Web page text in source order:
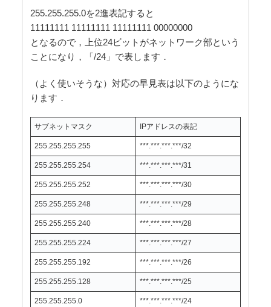
255.255.255.0を2進表記すると
11111111 11111111 11111111 00000000
となるので，上位24ビットがネットワーク部という
ことになり，「/24」で表します．
（よく使いそうな）対応の早見表は以下のようにな
ります．
サブネットマスク IPアドレスの表記
255.255.255.255 ***.***.***.***/32
255.255.255.254 ***.***.***.***/31
255.255.255.252 ***.***.***.***/30
255.255.255.248 ***.***.***.***/29
255.255.255.240 ***.***.***.***/28
255.255.255.224 ***.***.***.***/27
255.255.255.192 ***.***.***.***/26
255.255.255.128 ***.***.***.***/25
255.255.255.0 ***.***.***.***/24